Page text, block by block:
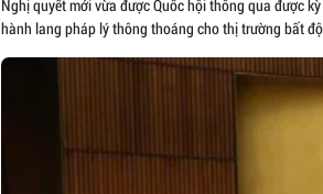
Nghị quyết mới vừa được Quốc hội thông qua được
hành lang pháp lý thông thoáng cho thị trường bất